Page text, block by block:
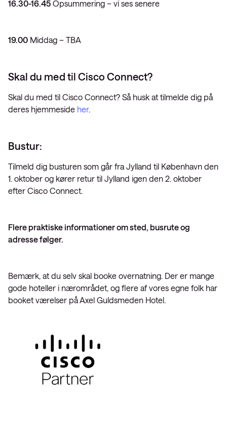
16.30-16.45 Opsummering – vi ses senere
19.00 Middag – TBA
Skal du med til Cisco Connect?
Skal du med til Cisco Connect? Så husk at tilmelde dig på
deres hjemmeside her.
Bustur:
Tilmeld dig busturen som går fra Jylland til København den
1. oktober og kører retur til Jylland igen den 2. oktober
efter Cisco Connect.
Flere praktiske informationer om sted, busrute og
adresse følger.
Bemærk, at du selv skal booke overnatning. Der er mange
gode hoteller i nærområdet, og flere af vores egne folk har
booket værelser på Axel Guldsmeden Hotel.